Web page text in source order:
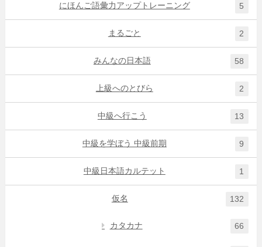
にほんご語彙力アップトレーニング 5
まるごと 2
みんなの日本語 58
上級へのとびら 2
中級へ行こう 13
中級を学ぼう 中級前期 9
中級日本語カルテット 1
仮名 132
カタカナ 66